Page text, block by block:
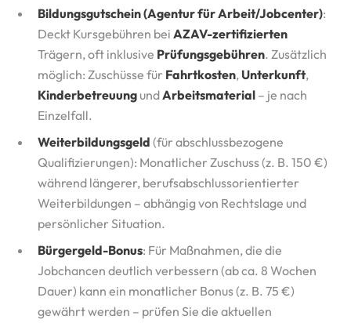
Bildungsgutschein (Agentur für Arbeit/Jobcenter):
Deckt Kursgebühren bei AZAV-zertifizierten
Trägern, oft inklusive Prüfungsgebühren. Zusätzlich
möglich: Zuschüsse für Fahrtkosten, Unterkunft,
Kinderbetreuung undArbeitsmaterial – je nach
Einzelfall.
Weiterbildungsgeld (für abschlussbezogene
Qualifizierungen): Monatlicher Zuschuss (z. B. 150 €)
während längerer, berufsabschlussorientierter
Weiterbildungen – abhängig von Rechtslage und
persönlicher Situation.
Bürgergeld-Bonus: Für Maßnahmen, die die
Jobchancen deutlich verbessern (ab ca. 8 Wochen
Dauer) kann ein monatlicher Bonus (z. B. 75 €)
gewährt werden – prüfen Sie die aktuellen